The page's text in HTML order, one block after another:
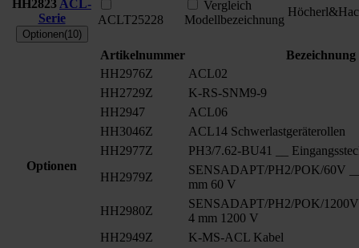
HH2823 ACL-
Serie
Optionen(10)
ACLT25228
Vergleich
Modellbezeichnung
Optionen
Artikelnummer
Bezeichnung
HH2976Z
ACL02
HH2729Z
K-RS-SNM9-9
HH2947
ACL06
HH3046Z
ACL14 Schwerlastgeräterollen
HH2977Z
PH3/7.62-BU41 __
HH2979Z
SENSADAPT/PH2/POK/60V
mm 60 V
HH2980Z
SENSADAPT/PH2/POK/1200V
4 mm 1200 V
HH2949Z
K-MS-ACL Kabel